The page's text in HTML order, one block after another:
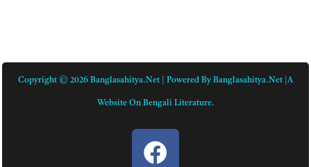
Copyright © 2026 Banglasahitya.net | Powered By Banglasahitya.net |A
Website On Bengali Literature.